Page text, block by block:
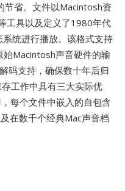
节省。文件以Macintosh资
工具以及定义了1980年代
统进行播放。该格式支持
Macintosh声音硬件的输
码支持，确保数十年后归
工作中具有三大实际优
每个文件中嵌入的自包含
在数千个经典Mac声音档